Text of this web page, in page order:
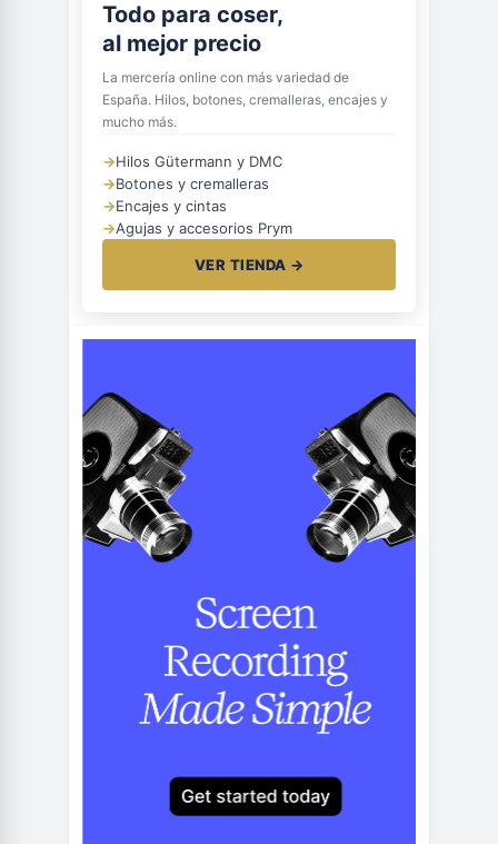
Todo para coser,
al mejor precio
La mercería online con más variedad de
España. Hilos, botones, cremalleras, encajes y
mucho más.
→Hilos Gütermann y DMC
→Botones y cremalleras
→Encajes y cintas
→Agujas y accesorios Prym
VER TIENDA →